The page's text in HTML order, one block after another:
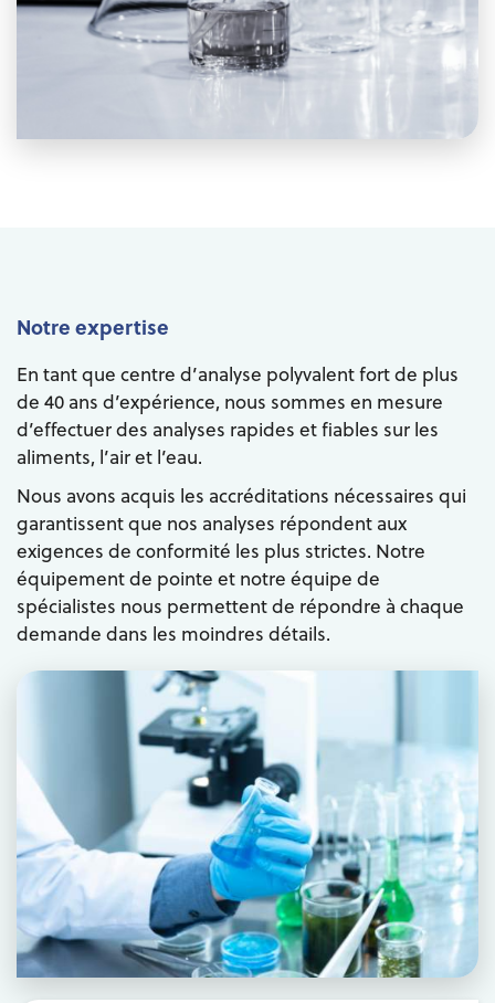
Notre expertise
En tant que centre d’analyse polyvalent fort de plus
de 40 ans d’expérience, nous sommes en mesure
d’effectuer des analyses rapides et fiables sur les
aliments, l’air et l’eau.
Nous avons acquis les accréditations nécessaires qui
garantissent que nos analyses répondent aux
exigences de conformité les plus strictes. Notre
équipement de pointe et notre équipe de
spécialistes nous permettent de répondre à chaque
demande dans les moindres détails.